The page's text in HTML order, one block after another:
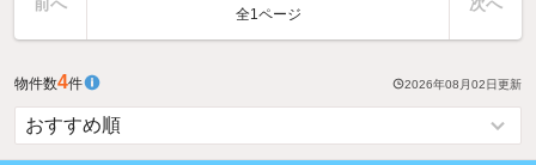
全1ページ
物件数4件 2026年08月02日更新